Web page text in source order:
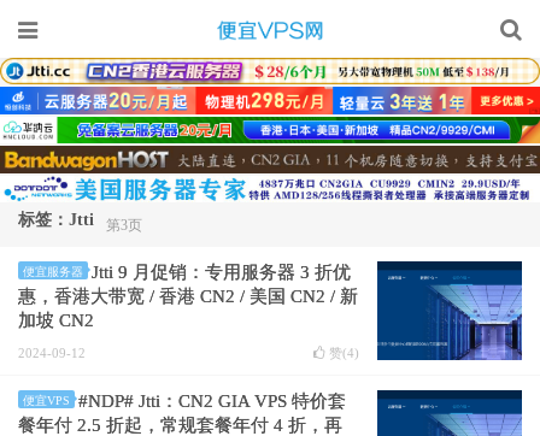
标签：Jtti 第3页
便宜服务器
Jtti 9 月促销：专用服务器 3 折优
惠，香港大带宽 / 香港 CN2 / 美国 CN2 / 新
加坡 CN2
2024-09-12 赞(4)
便宜VPS
#NDP# Jtti：CN2 GIA VPS 特价套
餐年付 2.5 折起，常规套餐年付 4 折，再